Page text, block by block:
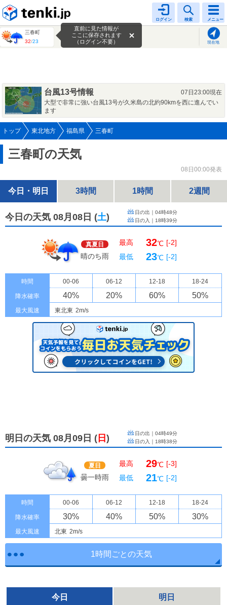
ログイン 検索 メニュー
三春町
32/23 現在地
直前に見た情報が
ここに保存されます
（ログイン不要）
台風13号情報
07日23:00現在
大型で非常に強い台風13号が久米島の北約90kmを西に進んでい
ます
トップ 東北地方 福島県 三春町
三春町の天気
08日00:00発表
今日・明日 3時間 1時間 2週間
今日の天気 08月08日 (土) 日の出｜ 04時48分
日の入｜ 18時39分
真夏日
晴のち雨
最高 32℃ [-2]
最低
23℃ [-2]
時間 00-06 06-12 12-18 18-24
降水確率 40% 20% 60% 50%
最大風速 東北東 2m/s
明日の天気 08月09日 ( 日 ) 日の出｜ 04時49分
日の入｜ 18時38分
夏日
曇一時雨
最高 29℃ [-3]
最低
21℃ [-2]
時間 00-06 06-12 12-18 18-24
降水確率 30% 40% 50% 30%
最大風速 北東 2m/s
1時間ごとの天気
今日 明日